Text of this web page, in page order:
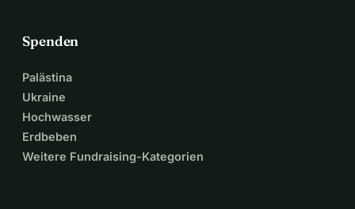
Spenden
Palästina
Ukraine
Hochwasser
Erdbeben
Weitere Fundraising-Kategorien